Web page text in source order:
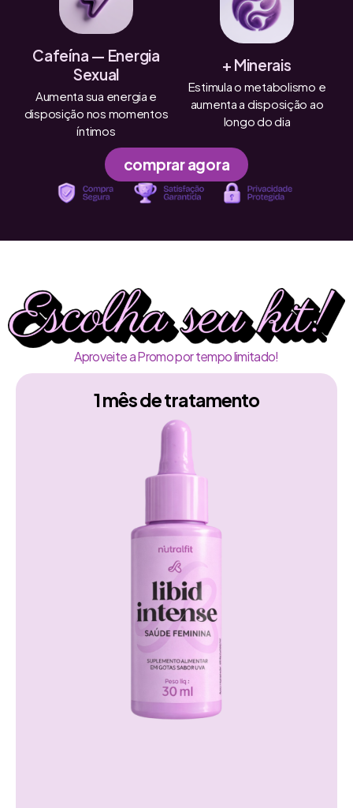
Cafeína — Energia
Sexual
Aumenta sua energia e
disposição nos momentos
íntimos
+ Minerais
Estimula o metabolismo e
aumenta a disposição ao
longo do dia
comprar agora
Aproveite a Promo por tempo limitado!
1 mês de tratamento